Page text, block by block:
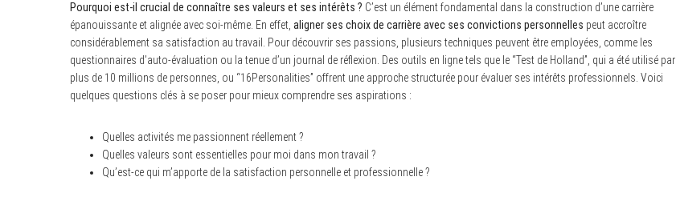
Pourquoi est-il crucial de connaître ses valeurs et ses intérêts ? C’est un élément fondamental dans la construction d’une carrière
épanouissante et alignée avec soi-même. En effet, aligner ses choix de carrière avec ses convictions personnelles peut accroître
considérablement sa satisfaction au travail. Pour découvrir ses passions, plusieurs techniques peuvent être employées, comme les
questionnaires d’auto-évaluation ou la tenue d’un journal de réflexion. Des outils en ligne tels que le “Test de Holland”, qui a été utilisé par
plus de 10 millions de personnes, ou “16Personalities” offrent une approche structurée pour évaluer ses intérêts professionnels. Voici
quelques questions clés à se poser pour mieux comprendre ses aspirations :
Quelles activités me passionnent réellement ?
Quelles valeurs sont essentielles pour moi dans mon travail ?
Qu’est-ce qui m’apporte de la satisfaction personnelle et professionnelle ?